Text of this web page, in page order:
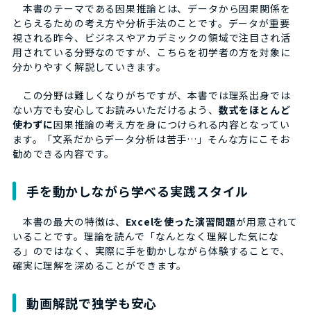
本書のテーマである因果推論とは、データから因果関係を
とらえるための考え方や分析手法のことです。データが重要
視される昨今、ビジネスやアカデミックの領域で注目され活
用されている分野なのですが、こちらを初学者の方を対象に
分かりやすく解説していきます。
この分野は難しくなりがちですが、本書では理系出身では
ない方でも安心してお読みいただけるよう、 数式をほとんど
使わずに因果推論の考え方を身につけられる内容となってい
ます。「文系だからデータ分析は苦手…」そんな方にこそお
勧めできる内容です。
手を動かしながら学べる実践スタイル
本書の最大の特徴は、 Excelを使った演習問題が用意されて
いることです。理論を読んで「なんとなく理解した気にな
る」のではなく、実際に手を動かしながら体験することで、
確実に理解を深めることができます。
動画解説で独学も安心